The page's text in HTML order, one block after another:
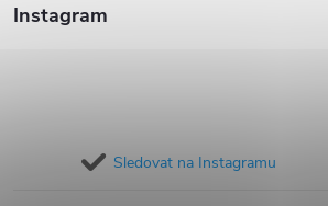
Instagram
Sledovat na Instagramu